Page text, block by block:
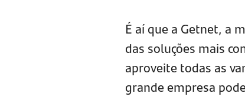
É aí que a Getnet, a
das soluções mais
aproveite todas as
grande empresa